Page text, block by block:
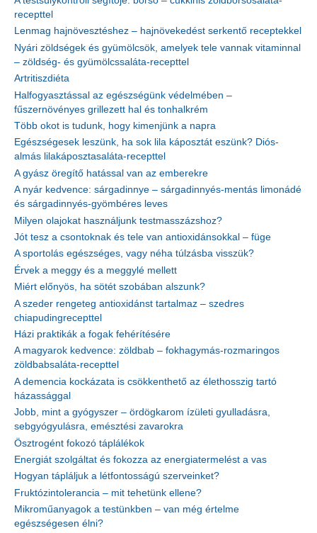
recepttel
Lenmag hajnövesztéshez – hajnövekedést serkentő receptekkel
Nyári zöldségek és gyümölcsök, amelyek tele vannak vitaminnal
– zöldség- és gyümölcssaláta-recepttel
Artritiszdiéta
Halfogyasztással az egészségünk védelmében –
fűszernövényes grillezett hal és tonhalkrém
Több okot is tudunk, hogy kimenjünk a napra
Egészségesek leszünk, ha sok lila káposztát eszünk? Diós-
almás lilakáposztasaláta-recepttel
A gyász öregítő hatással van az emberekre
A nyár kedvence: sárgadinnye – sárgadinnyés-mentás limonádé
és sárgadinnyés-gyömbéres leves
Milyen olajokat használjunk testmasszázshoz?
Jót tesz a csontoknak és tele van antioxidánsokkal – füge
A sportolás egészséges, vagy néha túlzásba visszük?
Érvek a meggy és a meggylé mellett
Miért előnyös, ha sötét szobában alszunk?
A szeder rengeteg antioxidánst tartalmaz – szedres
chiapudingrecepttel
Házi praktikák a fogak fehérítésére
A magyarok kedvence: zöldbab – fokhagymás-rozmaringos
zöldbabsaláta-recepttel
A demencia kockázata is csökkenthető az élethosszig tartó
házassággal
Jobb, mint a gyógyszer – ördögkarom ízületi gyulladásra,
sebgyógyulásra, emésztési zavarokra
Ösztrogént fokozó táplálékok
Energiát szolgáltat és fokozza az energiatermelést a vas
Hogyan tápláljuk a létfontosságú szerveinket?
Fruktózintolerancia – mit tehetünk ellene?
Mikroműanyagok a testünkben – van még értelme
egészségesen élni?